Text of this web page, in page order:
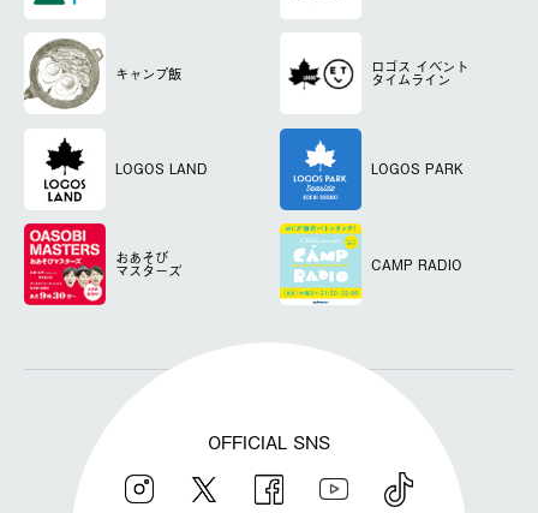
キャンプ飯 ロゴス イベント
タイムライン
LOGOS LAND LOGOS PARK
おあそび
マスターズ CAMP RADIO
OFFICIAL SNS